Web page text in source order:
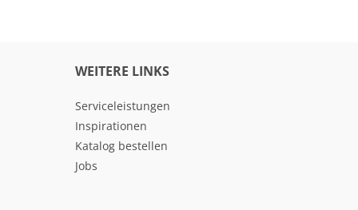
WEITERE LINKS
Serviceleistungen
Inspirationen
Katalog bestellen
Jobs